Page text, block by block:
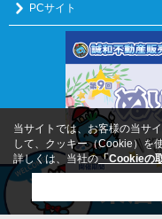
PCサイト
プライバシーポリ
Copyright(c) 誠和
当サイトでは、お客様の当サ
して、クッキー（Cookie）を
詳しくは、当社の「Cookieの